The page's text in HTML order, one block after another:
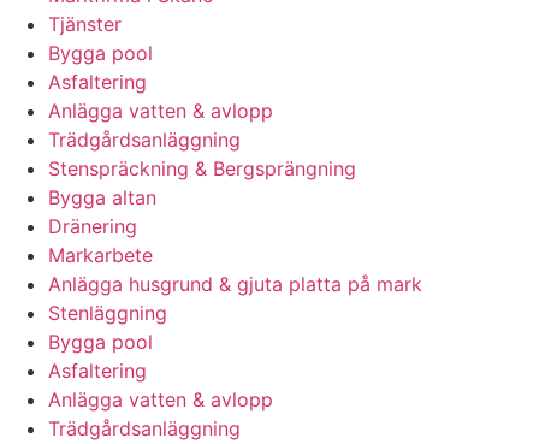
Tjänster
Bygga pool
Asfaltering
Anlägga vatten & avlopp
Trädgårdsanläggning
Stenspräckning & Bergsprängning
Bygga altan
Dränering
Markarbete
Anlägga husgrund & gjuta platta på mark
Stenläggning
Bygga pool
Asfaltering
Anlägga vatten & avlopp
Trädgårdsanläggning